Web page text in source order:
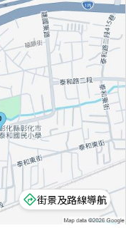
街景及路線導航